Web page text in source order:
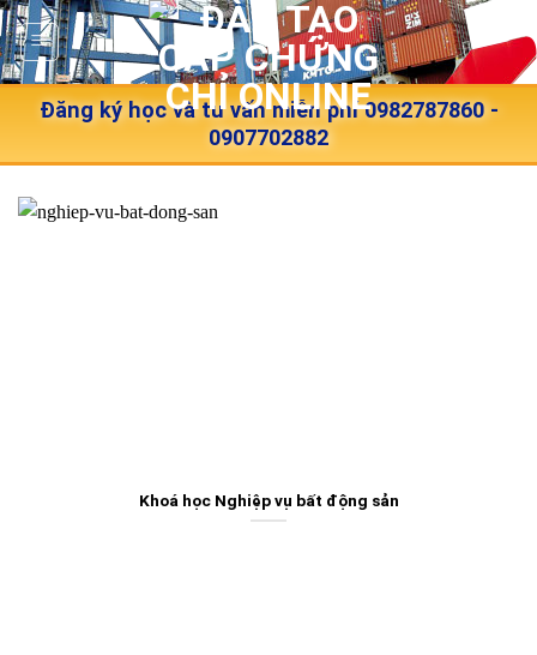
Skip
to
content
Đăng ký học và tư vấn miễn phí 0982787860 -
0907702882
Khoá học Nghiệp vụ bất động sản